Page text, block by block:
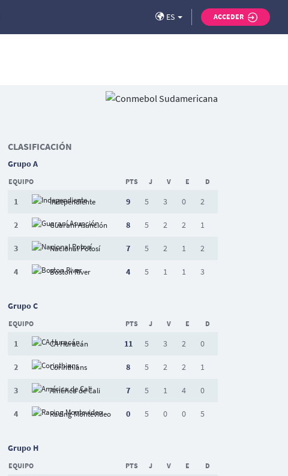
ES ACCEDER
CLASIFICACIÓN
Grupo A
EQUIPO PTS J V E D
1 Independiente 9 5 3 0 2
2 Guaraní Asunción 8 5 2 2 1
3 Nacional Potosí 7 5 2 1 2
4 Boston River 4 5 1 1 3
Grupo C
EQUIPO PTS J V E D
1 CA Huracán 11 5 3 2 0
2 Corinthians 8 5 2 2 1
3 América de Cali 7 5 1 4 0
4 Racing Montevideo 0 5 0 0 5
Grupo H
EQUIPO PTS J V E D